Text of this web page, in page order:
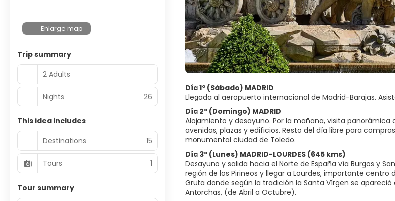
Día 1º (Sábado) MADRID
Llegada al aeropuerto internacional de Madrid-Barajas.
Día 2º (Domingo) MADRID
Alojamiento y desayuno. Por la mañana, visita
avenidas, plazas y edificios. Resto del día libre para
monumental ciudad de Toledo.
Día 3º (Lunes) MADRID-LOURDES (645 kms)
Desayuno y salida hacia el Norte de España vía Burgos y
región de los Pirineos y llegar a Lourdes, importante
Gruta donde según la tradición la Santa Vírgen se
Antorchas, (de Abril a Octubre).
Enlarge map
Trip summary
2 Adults
Nights 26
This idea includes
Destinations
15
Tours 1
Tour summary